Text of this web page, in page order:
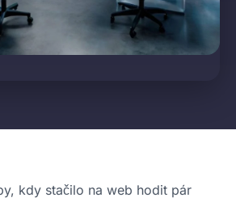
kdy stačilo na web hodit pár